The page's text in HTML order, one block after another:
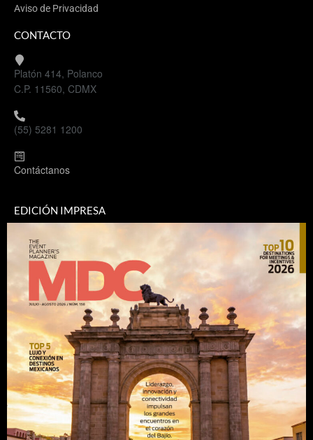
Aviso de Privacidad
CONTACTO
Platón 414, Polanco
C.P. 11560, CDMX
(55) 5281 1200
Contáctanos
EDICIÓN IMPRESA